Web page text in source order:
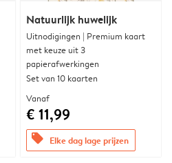
Natuurlijk huwelijk
Uitnodigingen | Premium kaart
met keuze uit 3
papierafwerkingen
Set van 10 kaarten
Vanaf
€ 11,99
offers Elke dag lage prijzen